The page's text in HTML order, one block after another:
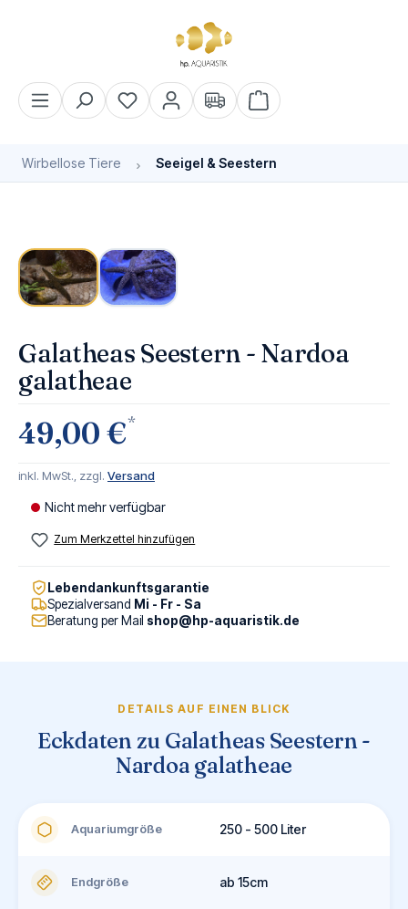
Warenkorb enthält 0
Wirbellose Tiere Seeigel & Seestern
Galatheas Seestern - Nardoa
galatheae
49,00 €*
inkl. MwSt., zzgl. Versand
Nicht mehr verfügbar
Zum Merkzettel hinzufügen
Lebendankunftsgarantie
Spezialversand Mi - Fr - Sa
Beratung per Mail shop@hp-aquaristik.de
DETAILS AUF EINEN BLICK
Eckdaten zu Galatheas Seestern -
Nardoa galatheae
Aquariumgröße 250 - 500 Liter
Endgröße ab 15cm